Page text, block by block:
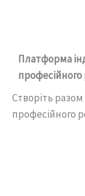
вмістуПлатформа
професійного
Створіть
професійного